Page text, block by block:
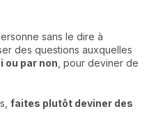
sans le dire à
des questions auxquelles
ou par non , pour deviner de
faites plutôt deviner des